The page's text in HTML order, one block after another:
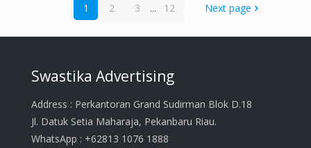
1 2 3 ... 12 Next page
Swastika Advertising
Address : Perkantoran Grand Sudirman Blok D.18
Jl. Datuk Setia Maharaja, Pekanbaru Riau.
WhatsApp : +62813 1076 1888